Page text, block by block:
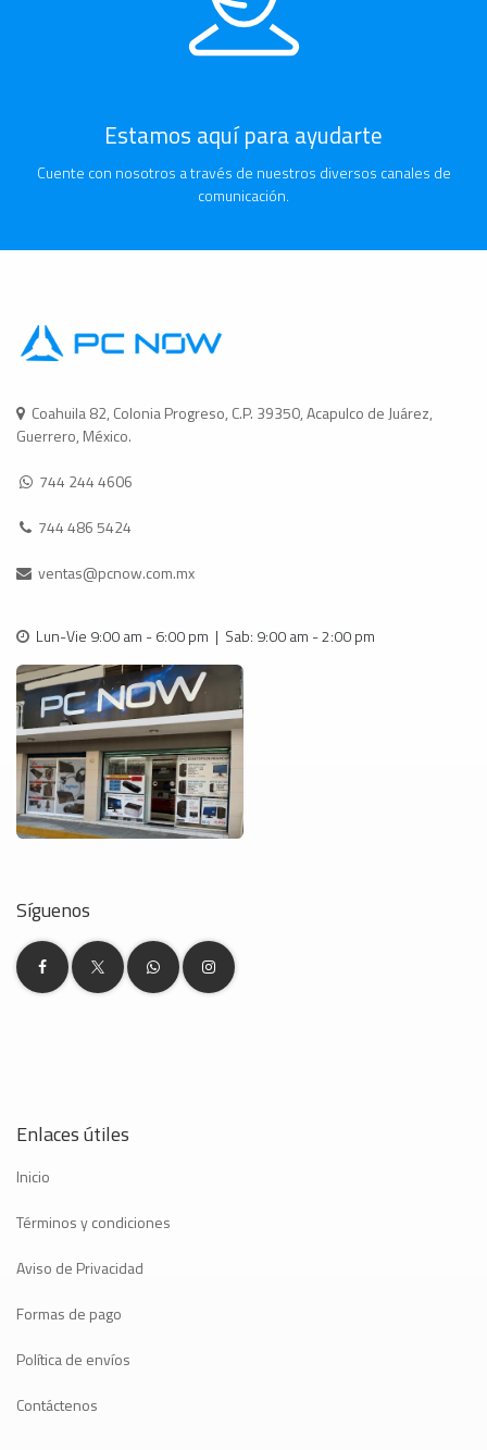
Estamos aquí para ayudarte
Cuente con nosotros a través de nuestros diversos canales de
comunicación.
Coahuila 82, Colonia Progreso, C.P. 39350, Acapulco de Juárez,
Guerrero, México.
744 244 4606
744 486 5424
ventas@pcnow.com.mx
Lun-Vie 9:00 am - 6:00 pm | Sab: 9:00 am - 2:00 pm
Síguenos
Enlaces útiles
Inicio
Términos y condiciones
Aviso de Privacidad
Formas de pago
Política de envíos
Contáctenos